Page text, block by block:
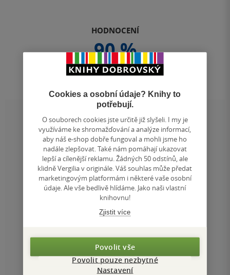
HODNOCENÍ
90 %
MOHLO BY VÁS ZAJÍMAT
Cookies a osobní údaje? Knihy to
potřebují.
O souborech cookies jste určitě již slyšeli. I my je
využíváme ke shromažďování a analýze informací,
aby náš e-shop dobře fungoval a mohli jsme ho
nadále zlepšovat. Také nám pomáhají ukazovat
lepší a cílenější reklamu. Žádných 50 odstínů, ale
klidně Vergilia v originále. Váš souhlas může předat
marketingovým platformám i některé vaše osobní
údaje. Ale vše bedlivě hlídáme. Jako naši vlastní
knihovnu!
Zjistit více
Povolit vše
Povolit pouze nezbytné
Nastavení